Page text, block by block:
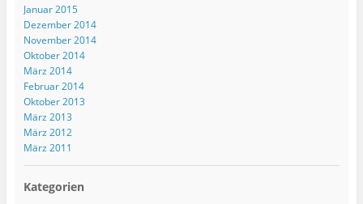
Januar 2015
Dezember 2014
November 2014
Oktober 2014
März 2014
Februar 2014
Oktober 2013
März 2013
März 2012
März 2011
Kategorien